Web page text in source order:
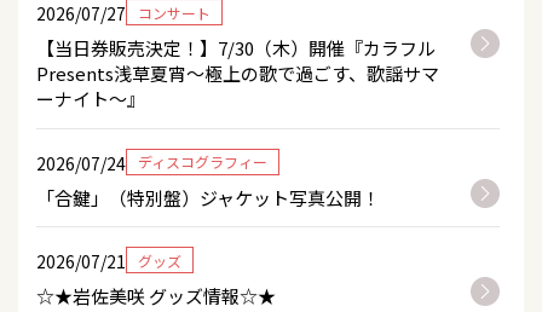
「岩佐美咲＆津吹みゆ WASAMYU Live tour」
＜大阪＞
2026/10/04
「岩佐美咲＆津吹みゆ WASAMYU Live tour」
＜東京＞
2026/07/27 コンサート
【当日券販売決定！】7/30（木）開催『カラフル
Presents浅草夏宵～極上の歌で過ごす、歌謡サマ
ーナイト～』
2026/07/24 ディスコグラフィー
「合鍵」（特別盤）ジャケット写真公開！
2026/07/21 グッズ
☆★岩佐美咲 グッズ情報☆★